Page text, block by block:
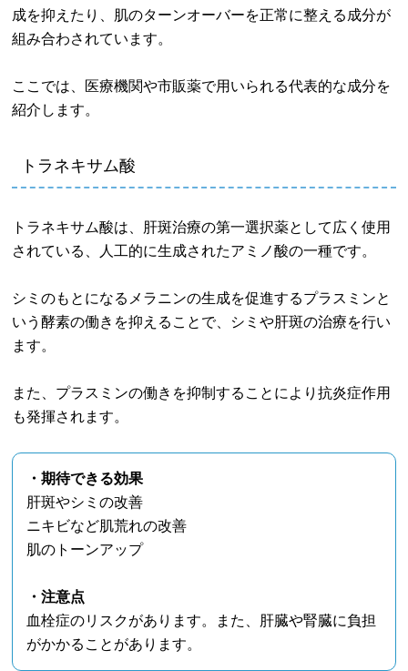
成を抑えたり、肌のターンオーバーを正常に整える成分が
組み合わされています。
ここでは、医療機関や市販薬で用いられる代表的な成分を
紹介します。
トラネキサム酸
トラネキサム酸は、肝斑治療の第一選択薬として広く使用
されている、人工的に生成されたアミノ酸の一種です。
シミのもとになるメラニンの生成を促進するプラスミンと
いう酵素の働きを抑えることで、シミや肝斑の治療を行い
ます。
また、プラスミンの働きを抑制することにより抗炎症作用
も発揮されます。
・期待できる効果
肝斑やシミの改善
ニキビなど肌荒れの改善
肌のトーンアップ
・注意点
血栓症のリスクがあります。また、肝臓や腎臓に負担
がかかることがあります。